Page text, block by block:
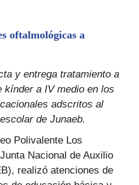
oftalmológicas a
y entrega tratamiento a
kínder a IV medio en los
adscritos al
de Junaeb.
Polivalente Los
Nacional de Auxilio
realizó atenciones de